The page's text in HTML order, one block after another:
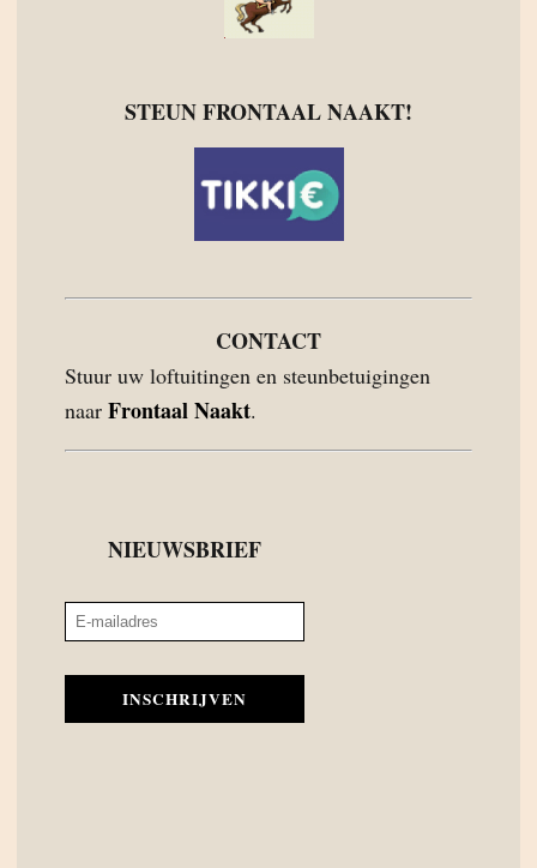
STEUN FRONTAAL NAAKT!
CONTACT
Stuur uw loftuitingen en steunbetuigingen
naar Frontaal Naakt.
NIEUWSBRIEF
INSCHRIJVEN